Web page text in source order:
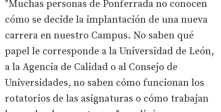
"Muchas personas de Ponferrada no conocen
cómo se decide la implantación de una nueva
carrera en nuestro Campus. No saben qué
papel le corresponde a la Universidad de León,
a la Agencia de Calidad o al Consejo de
Universidades, no saben cómo funcionan los
rotatorios de las asignaturas o cómo trabajan